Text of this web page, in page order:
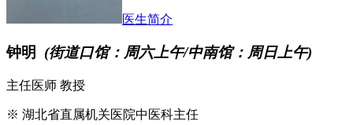
医生简介
钟明 (街道口馆：周六上午/中南馆：周日上午)
主任医师 教授
※ 湖北省直属机关医院中医科主任